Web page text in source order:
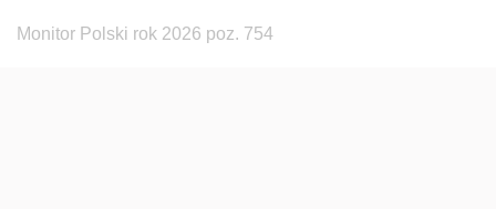
Monitor Polski rok 2026 poz. 754